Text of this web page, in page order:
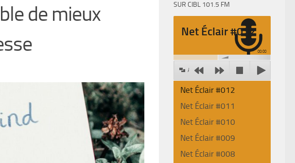
de mieux
SUR CIBL 101.5 FM
Net Éclair #012
00:00
Agrandir
Net Éclair #012
Net Éclair #011
Net Éclair #010
Net Éclair #009
Net Éclair #008